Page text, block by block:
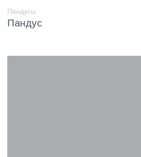
Пандусы
Пандус